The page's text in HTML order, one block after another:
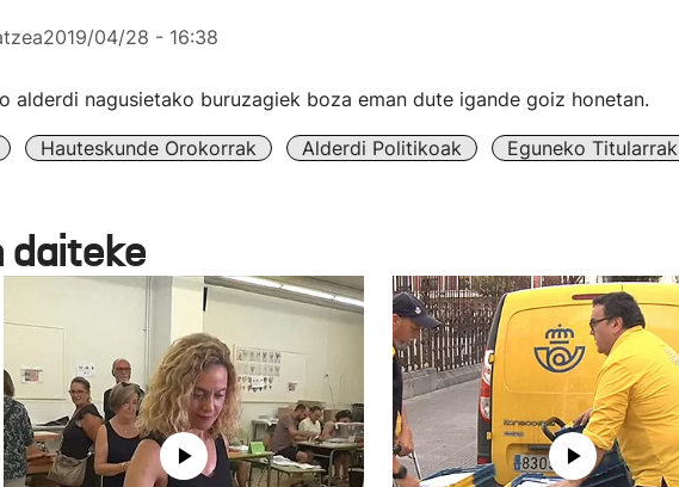
2019/04/28 - 16:38
alderdi nagusietako buruzagiek boza eman dute igande goiz honetan.
Hauteskunde Orokorrak Alderdi Politikoak Eguneko Titularrak
daiteke